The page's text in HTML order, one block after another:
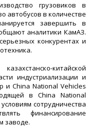
грузовиков в
автобусов в количестве
завершить в
аналитики КамАЗ.
конкурентах и
китайской
индустриализации и
и China National Vehicles
в China National
условиям сотрудничества
финансирование
заводе.